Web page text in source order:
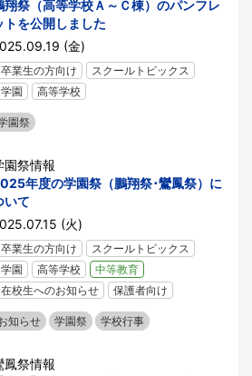
翔祭（高等学校Ａ～Ｃ棟）のパンフレ
トを公開しました
(金)
卒業生の方向け
スクールトピックス
学園
高等学校
園祭
園祭情報
年度の学園祭（鵬翔祭･鸞鳳祭）に
いて
(火)
卒業生の方向け
スクールトピックス
学園
高等学校
中等教育
在校生へのお知らせ
保護者向け
知らせ 学園祭 学校行事
鳳祭情報